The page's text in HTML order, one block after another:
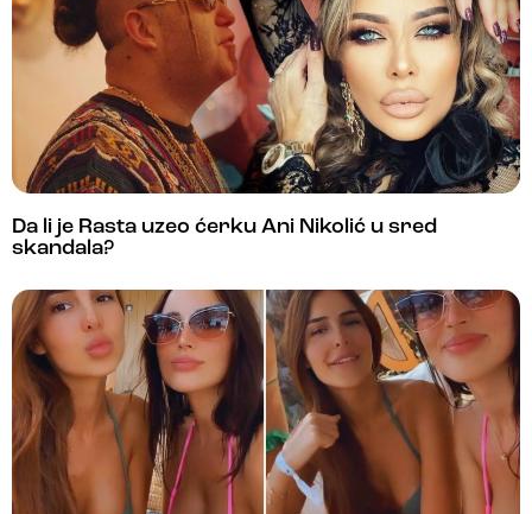
Da li je Rasta uzeo ćerku Ani Nikolić u sred
skandala?